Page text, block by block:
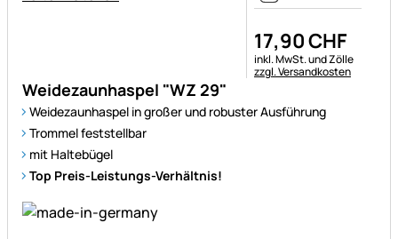
Weidezaunhaspel "WZ 29"
Weidezaunhaspel in großer und robuster Ausführung
Trommel feststellbar
mit Haltebügel
Top Preis-Leistungs-Verhältnis!
17,90CHF
Steuerhinweis:
inkl. MwSt. und Zölle
zzgl. Versandkosten